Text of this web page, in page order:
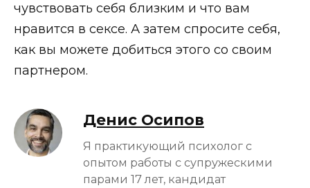
чувствовать себя близким и что вам
нравится в сексе. А затем спросите себя,
как вы можете добиться этого со своим
партнером.
Денис Осипов
Я практикующий психолог с
опытом работы с супружескими
парами 17 лет, кандидат